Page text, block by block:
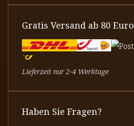
Gratis Versand ab 80 Euro
Lieferzeit nur 2-4 Werktage
Haben Sie Fragen?